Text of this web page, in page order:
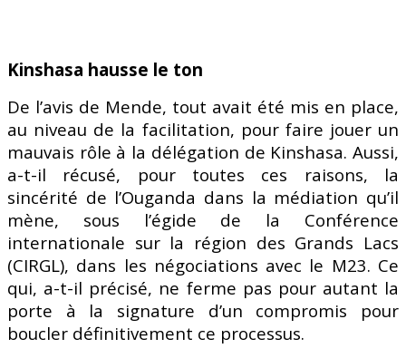
Kinshasa hausse le ton
De l’avis de Mende, tout avait été mis en place,
au niveau de la facilitation, pour faire jouer un
mauvais rôle à la délégation de Kinshasa. Aussi,
a-t-il récusé, pour toutes ces raisons, la
sincérité de l’Ouganda dans la médiation qu’il
mène, sous l’égide de la Conférence
internationale sur la région des Grands Lacs
(CIRGL), dans les négociations avec le M23. Ce
qui, a-t-il précisé, ne ferme pas pour autant la
porte à la signature d’un compromis pour
boucler définitivement ce processus.